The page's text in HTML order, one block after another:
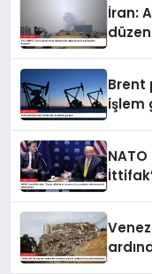
İran:
Brent
işlem